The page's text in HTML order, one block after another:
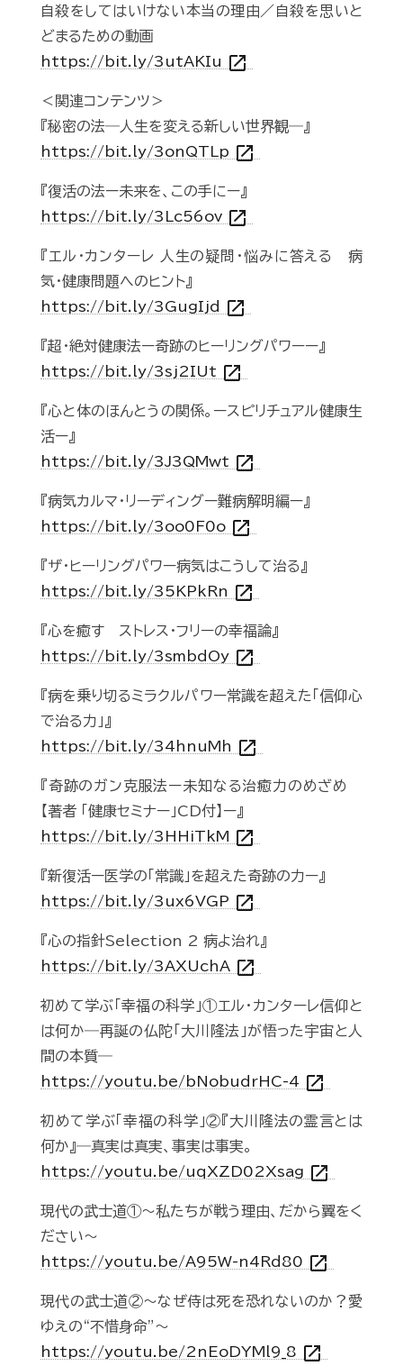
自殺をしてはいけない本当の理由／自殺を思いと
どまるための動画
https://bit.ly/3utAKIu open_in_new
＜関連コンテンツ＞
『秘密の法―人生を変える新しい世界観―』
https://bit.ly/3onQTLp open_in_new
『復活の法ー未来を、この手にー』
https://bit.ly/3Lc56ov open_in_new
『エル・カンターレ 人生の疑問・悩みに答える 病
気・健康問題へのヒント』
https://bit.ly/3GugIjd open_in_new
『超・絶対健康法ー奇跡のヒーリングパワーー』
https://bit.ly/3sj2IUt open_in_new
『心と体のほんとうの関係。ースピリチュアル健康生
活ー』
https://bit.ly/3J3QMwt open_in_new
『病気カルマ・リーディングー難病解明編ー』
https://bit.ly/3oo0F0o open_in_new
『ザ・ヒーリングパワー病気はこうして治る』
https://bit.ly/35KPkRn open_in_new
『心を癒す ストレス・フリーの幸福論』
https://bit.ly/3smbdOy open_in_new
『病を乗り切るミラクルパワー常識を超えた「信仰心
で治る力」』
https://bit.ly/34hnuMh open_in_new
『奇跡のガン克服法ー未知なる治癒力のめざめ
【著者 「健康セミナー」CD付】ー』
https://bit.ly/3HHiTkM open_in_new
『新復活ー医学の「常識」を超えた奇跡の力ー』
https://bit.ly/3ux6VGP open_in_new
『心の指針Selection 2 病よ治れ』
https://bit.ly/3AXUchA open_in_new
初めて学ぶ「幸福の科学」①エル・カンターレ信仰と
は何か―再誕の仏陀「大川隆法」が悟った宇宙と人
間の本質―
https://youtu.be/bNobudrHC-4 open_in_new
初めて学ぶ「幸福の科学」②『大川隆法の霊言とは
何か』―真実は真実、事実は事実。
https://youtu.be/uqXZD02Xsag open_in_new
現代の武士道①～私たちが戦う理由、だから翼をく
ださい～
https://youtu.be/A95W-n4Rd80 open_in_new
現代の武士道②～なぜ侍は死を恐れないのか？愛
ゆえの“不惜身命”～
https://youtu.be/2nEoDYMl9_8 open_in_new